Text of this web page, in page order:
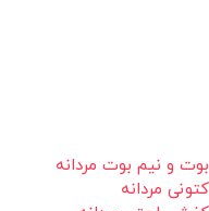
بوت و نیم بوت مردانه
کتونی مردانه